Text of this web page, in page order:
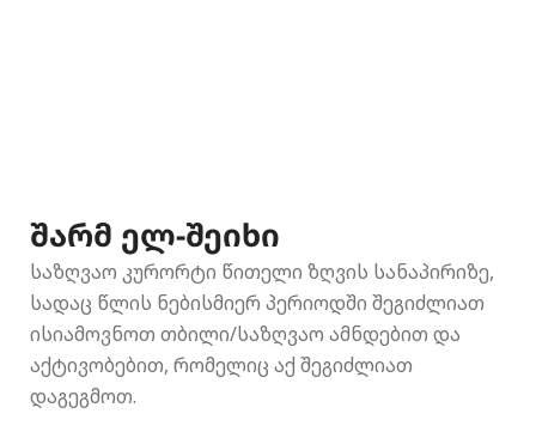
შარმ ელ-შეიხი
საზღვაო კურორტი წითელი ზღვის სანაპირიზე,
სადაც წლის ნებისმიერ პერიოდში შეგიძლიათ
ისიამოვნოთ თბილი/საზღვაო ამნდებით და
აქტივობებით, რომელიც აქ შეგიძლიათ
დაგეგმოთ.